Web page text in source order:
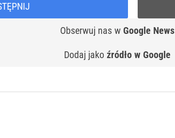
Obserwuj nas w Google News
Dodaj jako źródło w Google